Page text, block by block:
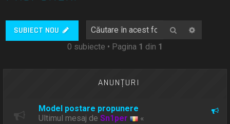
SUBIECT NOU Căutare
0 subiecte • Pagina 1 din 1
ANUNŢURI
Model postare propunere
Ultimul mesaj deSn1per «